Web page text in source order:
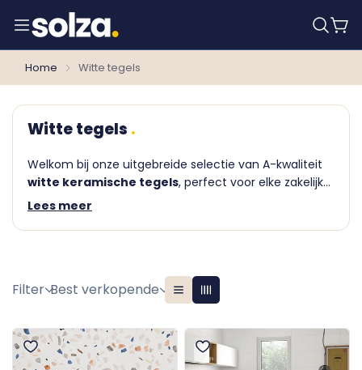
Home Witte tegels
Witte tegels
Welkom bij onze uitgebreide selectie van A-kwaliteit
witte keramische tegels, perfect voor elke zakelijke
behoefte! Veel klanten gebruiken onze witte
bedrijfspanden. Deze keramische vloertegels en
Lees meer
Filter Best verkopende